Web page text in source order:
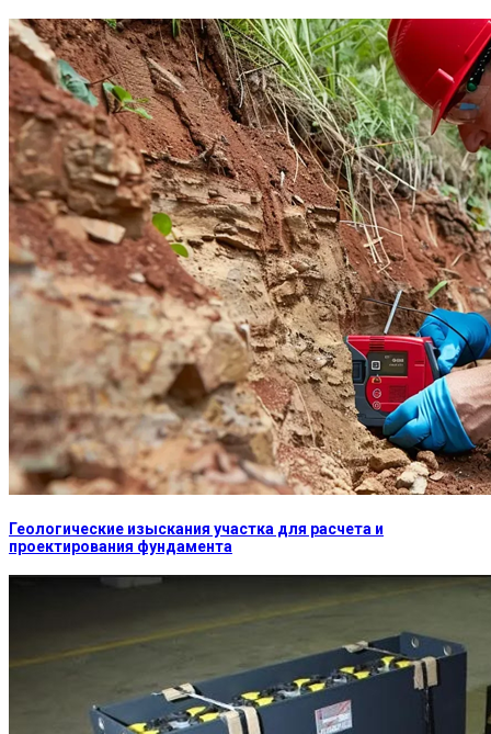
Геологические изыскания участка для расчета и
проектирования фундамента